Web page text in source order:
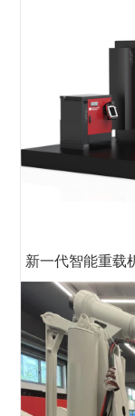
新一代智能重载